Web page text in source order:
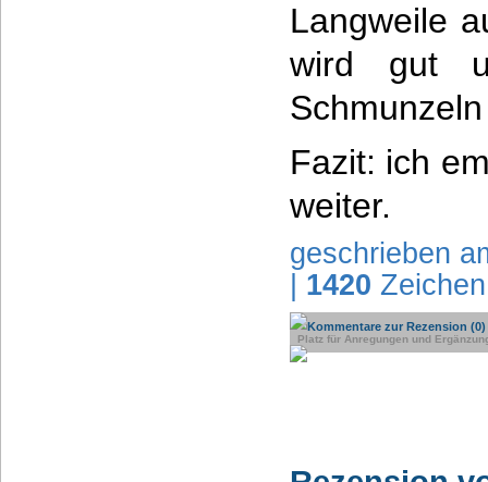
Langweile
wird gut
Fazit: ich
weiter.
geschrieben
1420 Zeichen
Kommentare zur Rezension (0)
Platz für Anregungen und